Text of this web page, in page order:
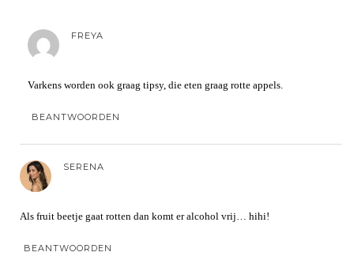
FREYA
Varkens worden ook graag tipsy, die eten graag rotte appels.
BEANTWOORDEN
SERENA
Als fruit beetje gaat rotten dan komt er alcohol vrij… hihi!
BEANTWOORDEN